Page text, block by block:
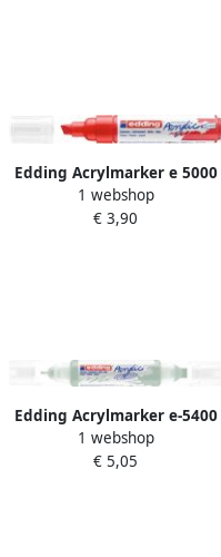
Edding Acrylmarker e 5000
breed verkeersrood
1 webshop
€ 3,90
Edding Acrylmarker e-5400
3D double liner zacht mint
1 webshop
€ 5,05